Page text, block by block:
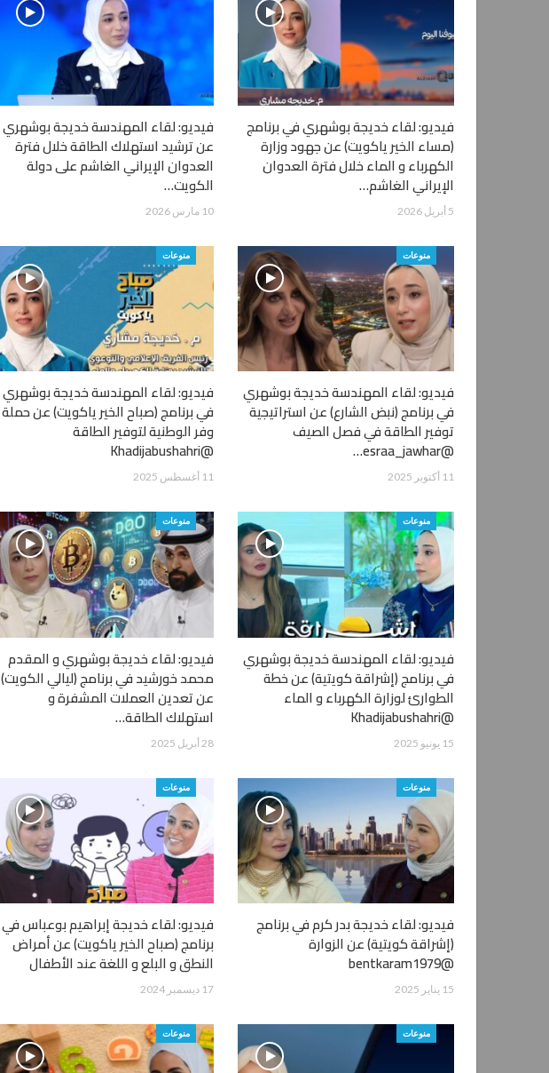
فيديو: لقاء خديجة بوشهري في برنامج
(مساء الخير ياكويت) عن جهود وزارة
الكهرباء و الماء خلال فترة العدوان
الإيراني الغاشم…
5 أبريل 2026
فيديو: لقاء المهندسة خديجة بوشهري
عن ترشيد استهلاك الطاقة خلال فترة
العدوان الإيراني الغاشم على دولة
الكويت…
10 مارس 2026
منوعات
فيديو: لقاء المهندسة خديجة بوشهري
في برنامج (نبض الشارع) عن استراتيجية
توفير الطاقة في فصل الصيف
@esraa_jawhar…
11 أكتوبر 2025
منوعات
فيديو: لقاء المهندسة خديجة بوشهري
في برنامج (صباح الخير ياكويت) عن حملة
وفر الوطنية لتوفير الطاقة
@Khadijabushahri
11 أغسطس 2025
منوعات
فيديو: لقاء المهندسة خديجة بوشهري
في برنامج (إشراقة كويتية) عن خطة
الطوارئ لوزارة الكهرباء و الماء
@Khadijabushahri
15 يونيو 2025
منوعات
فيديو: لقاء خديجة بوشهري و المقدم
محمد خورشيد في برنامج (ليالي الكويت)
عن تعدين العملات المشفرة و
استهلاك الطاقة…
28 أبريل 2025
منوعات
فيديو: لقاء خديجة بدر كرم في برنامج
(إشراقة كويتية) عن الزوارة
@bentkaram1979
15 يناير 2025
منوعات
فيديو: لقاء خديجة إبراهيم بوعباس في
برنامج (صباح الخير ياكويت) عن أمراض
النطق و البلع و اللغة عند الأطفال
17 ديسمبر 2024
منوعات منوعات